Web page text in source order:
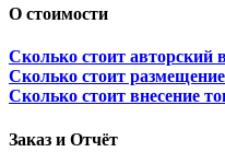
О стоимости
Сколько стоит авторский
Сколько стоит
Сколько стоит внесение
Заказ и Отчёт